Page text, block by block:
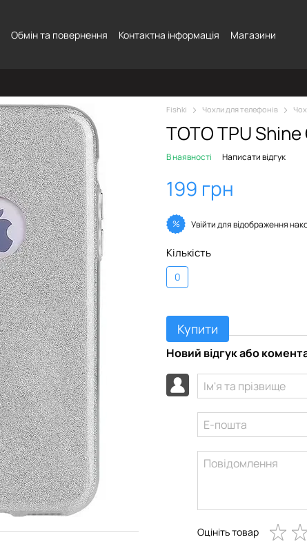
Обмін та повернення Контактна інформація Магазини
Fishki Чохли для телефонів
TOTO TPU
В наявності Написати відгук
199 грн
% Увійтидля відображення
Кількість
0
Купити
Новий відгук або
Оцініть товар